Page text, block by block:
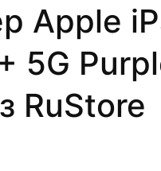
Apple
5G
RuStore